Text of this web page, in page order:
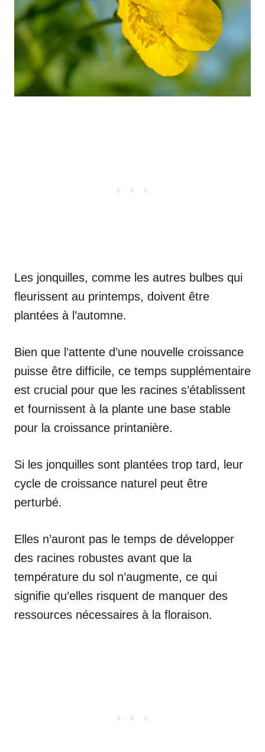
Les jonquilles, comme les autres bulbes qui
fleurissent au printemps, doivent être
plantées à l’automne.
Bien que l’attente d’une nouvelle croissance
puisse être difficile, ce temps supplémentaire
est crucial pour que les racines s’établissent
et fournissent à la plante une base stable
pour la croissance printanière.
Si les jonquilles sont plantées trop tard, leur
cycle de croissance naturel peut être
perturbé.
Elles n’auront pas le temps de développer
des racines robustes avant que la
température du sol n’augmente, ce qui
signifie qu’elles risquent de manquer des
ressources nécessaires à la floraison.